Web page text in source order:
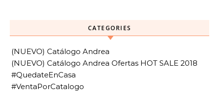
CATEGORIES
(NUEVO) Catálogo Andrea
(NUEVO) Catálogo Andrea Ofertas HOT SALE 2018
#QuedateEnCasa
#VentaPorCatalogo